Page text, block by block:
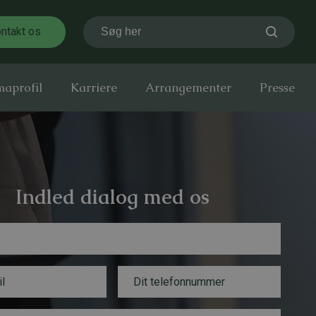
os Søg her
Karriere Arrangementer Presse
Indled dialog med os
l